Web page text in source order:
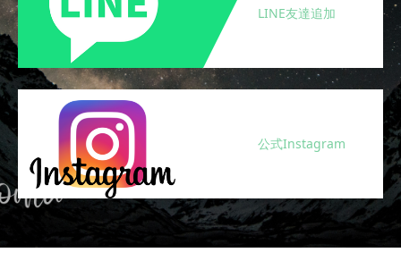
LINE友達追加
公式Instagram